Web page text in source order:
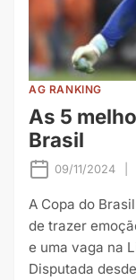
AG RANKING
As 5
Brasil
09/11/2024
A Copa do
de trazer
e uma vaga na
Disputada